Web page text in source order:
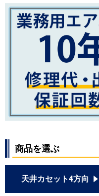
商品を選ぶ
天井カセット4方向